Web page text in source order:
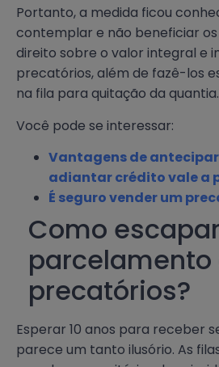
Portanto, a medida ficou
contemplar e não beneficiar
direito sobre o valor integral e
precatórios, além de fazê-los
na fila para quitação da quantia.
Você pode se interessar:
Vantagens de
adiantar crédito vale a
É seguro vender um
Como
parcelamento
precatórios?
Esperar 10 anos para receber
parece um tanto ilusório. As